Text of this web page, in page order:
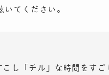
てください。
し「チル」な時間をすご